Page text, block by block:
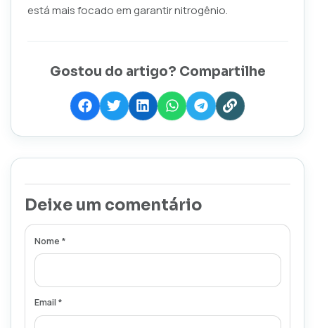
está mais focado em garantir nitrogênio.
Gostou do artigo? Compartilhe
Deixe um comentário
Nome *
Email *